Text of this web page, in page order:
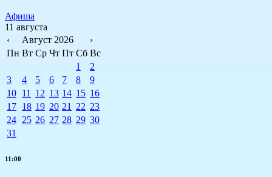
Афиша
11 августа
‹
Август 2026
›
Пн Вт Ср Чт Пт Сб Вс
1
2
3
4 5 6 7 8
9
10 11 12 13 14 15 16
17 18 19 20 21 22 23
24 25 26 27 28 29 30
31
11:00